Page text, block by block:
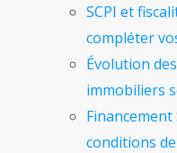
SCPI et
compléter
Évolution
immobiliers
Financement
conditions